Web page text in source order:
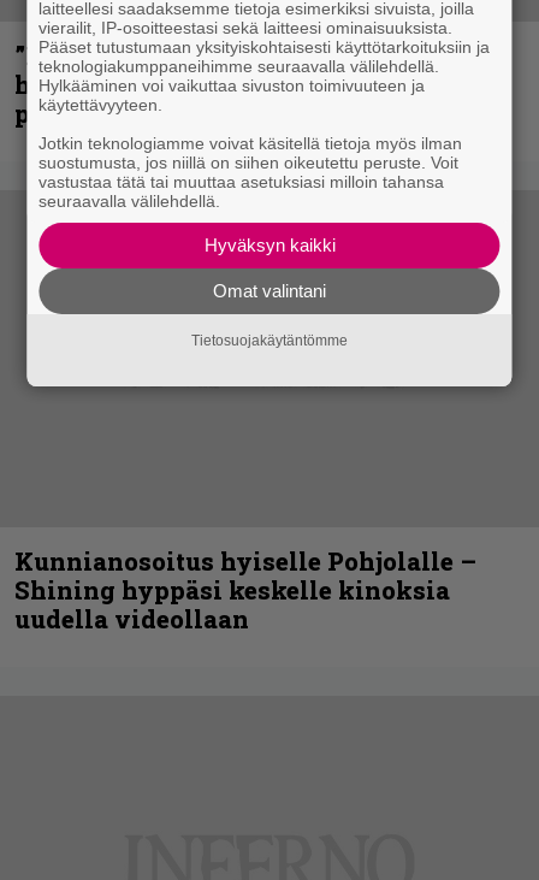
”Mitalini näyttää ihan plektralta” –
huippu-uimari jamittelee Megadethiä
palkinnollaan
Kunnianosoitus hyiselle Pohjolalle –
Shining hyppäsi keskelle kinoksia
uudella videollaan
laitteellesi saadaksemme tietoja esimerkiksi sivuista, joilla
vierailit, IP-osoitteestasi sekä laitteesi ominaisuuksista.
Pääset tutustumaan yksityiskohtaisesti käyttötarkoituksiin ja
teknologiakumppaneihimme seuraavalla välilehdellä.
Hylkääminen voi vaikuttaa sivuston toimivuuteen ja
käytettävyyteen.
Jotkin teknologiamme voivat käsitellä tietoja myös ilman
suostumusta, jos niillä on siihen oikeutettu peruste. Voit
vastustaa tätä tai muuttaa asetuksiasi milloin tahansa
seuraavalla välilehdellä.
Hyväksyn kaikki
Omat valintani
Tietosuojakäytäntömme